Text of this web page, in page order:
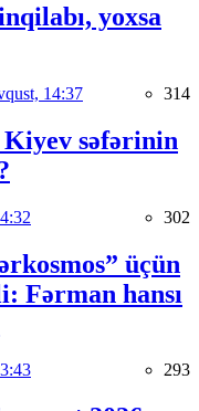
yoxsa
14:37 314
səfərinin
302
üçün
Fərman hansı
293